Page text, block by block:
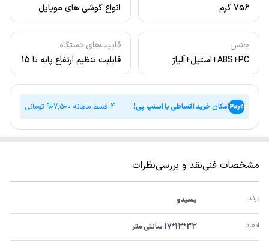
756 گرم
انواع گوشی های موبایل
جنس
ABS+PC+استیل+آلیاژ
آلومینیوم
قابیت‌های دستگاه
قابلیت تنظیم ارتفاع پایه تا 15
سانتی متر بیشتر , مجهز به
آهنربای N52 ، امکان قرار
دادن سری گیره ای یا مگنتی
امکان خرید اقساطی با اسنپ پی! 4 قسط ماهانه 907,500 تومانی
مشخصات فنینقد و بررسینظرات
برند یسیدو
ابعاد 33*13*17 سانتی متر